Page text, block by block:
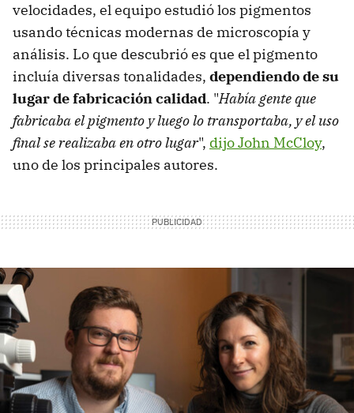
velocidades, el equipo estudió los pigmentos
usando técnicas modernas de microscopía y
análisis. Lo que descubrió es que el pigmento
incluía diversas tonalidades, dependiendo de su
lugar de fabricación calidad. "Había gente que
fabricaba el pigmento y luego lo transportaba, y el uso
final se realizaba en otro lugar", dijo John McCloy,
uno de los principales autores.